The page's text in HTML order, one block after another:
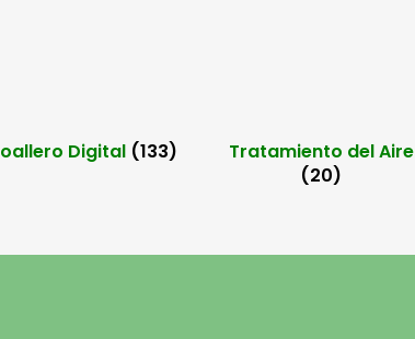
Digital (133)
Tratamiento del Aire
(20)